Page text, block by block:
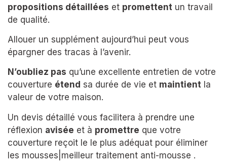
propositions détaillées et promettent un travail
de qualité.
Allouer un supplément aujourd’hui peut vous
épargner des tracas à l’avenir.
N’oubliez pas qu’une excellente entretien de votre
couverture étend sa durée de vie et maintient la
valeur de votre maison.
Un devis détaillé vous facilitera à prendre une
réflexion avisée et à promettre que votre
couverture reçoit le le plus adéquat pour éliminer
les mousses|meilleur traitement anti-mousse .